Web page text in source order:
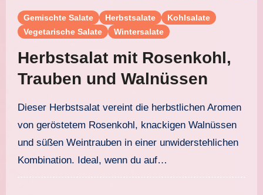
Gemischte Salate Herbstsalate
Kohlsalate
Vegetarische Salate
Wintersalate
Herbstsalat mit Rosenkohl,
Trauben und Walnüssen
Dieser Herbstsalat vereint die herbstlichen Aromen
von geröstetem Rosenkohl, knackigen Walnüssen
und süßen Weintrauben in einer unwiderstehlichen
Kombination. Ideal, wenn du auf…